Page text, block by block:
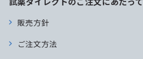
販売方針
ご注文方法